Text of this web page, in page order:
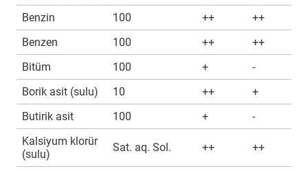
Benzin
100 ++
++
Benzen
100 ++
++
Bitüm
100 +
-
Borik asit (sulu)
10 ++
+
Butirik asit
100 +
-
Kalsiyum klorür
(sulu)
Sat. aq. Sol. ++ ++